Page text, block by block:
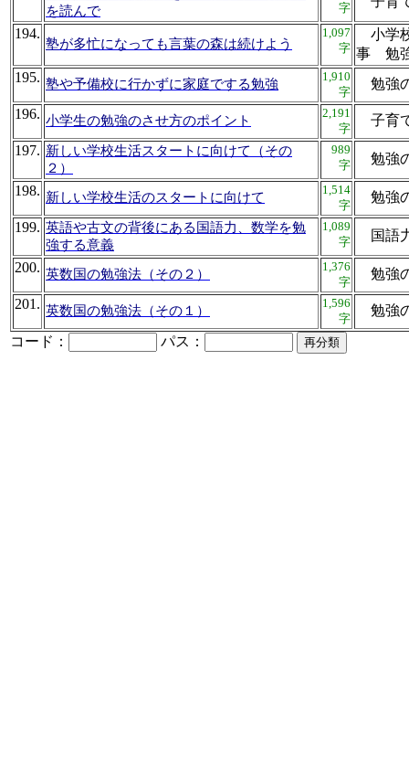
を読んで
字
194.
塾が多忙になっても言葉の森は続けよう
1,097
字
小学
事 勉
195. 塾や予備校に行かずに家庭でする勉強
1,910
字
勉
196. 小学生の勉強のさせ方のポイント
2,191
字
子育
197. 新しい学校生活スタートに向けて（その
２）
989
字
勉
198. 新しい学校生活のスタートに向けて
1,514
字
勉
199. 英語や古文の背後にある国語力、数学を勉
強する意義
1,089
字
国語
200. 英数国の勉強法（その２）
1,376
字
勉
201. 英数国の勉強法（その１）
1,596
字
勉
コード：
パス：